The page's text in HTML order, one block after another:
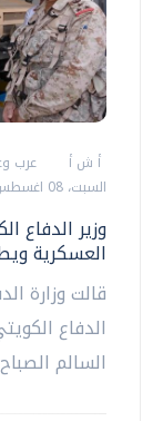
أ ش أ
عرب
السبت، 08 اغسطس 2026 11:03 م
وزير الدفاع
العسكرية
قالت وزارة
الدفاع
السالم